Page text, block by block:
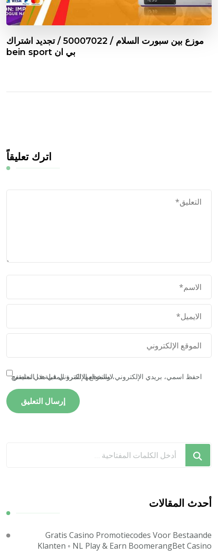
موزع بين سبورت السلام / 50007022 / تجديد اشتراك
بي ان bein sport
اترك تعليقاً
احفظ اسمي، بريدي الإلكتروني، والموقع الإلكتروني في هذا المتصفح لاستخدامها المرة المقبلة في تعليقي.
تبحث
ما؟
أحدث المقالات
Gratis Casino Promotiecodes Voor Bestaande
Klanten ◦ NL Play & Earn BoomerangBet Casino